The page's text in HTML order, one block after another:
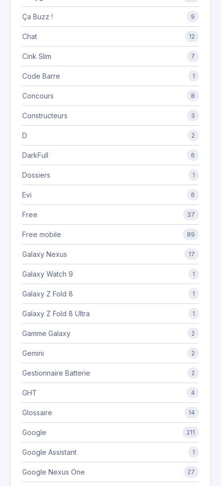
Ça Buzz ! 9
Chat 12
Cink Slim 7
Code Barre 1
Concours 8
Constructeurs 3
D 2
DarkFull 6
Dossiers 1
Evi 6
Free 37
Free mobile 89
Galaxy Nexus 17
Galaxy Watch 9 1
Galaxy Z Fold 8 1
Galaxy Z Fold 8 Ultra 1
Gamme Galaxy 2
Gemini 2
Gestionnaire Batterie 2
GHT 4
Glossaire 14
Google 211
Google Assistant 1
Google Nexus One 27